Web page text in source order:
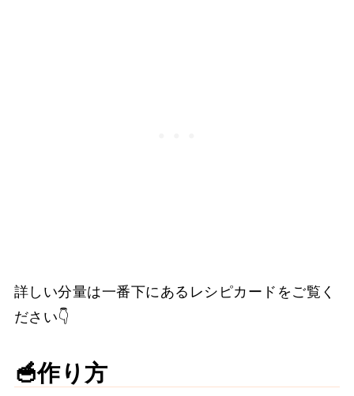
詳しい分量は一番下にあるレシピカードをご覧く
ださい👇
🥣作り方